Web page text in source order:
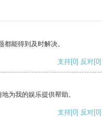
能得到及时解决。
支持[0] 反对[0]
为我的娱乐提供帮助。
支持[0] 反对[0]